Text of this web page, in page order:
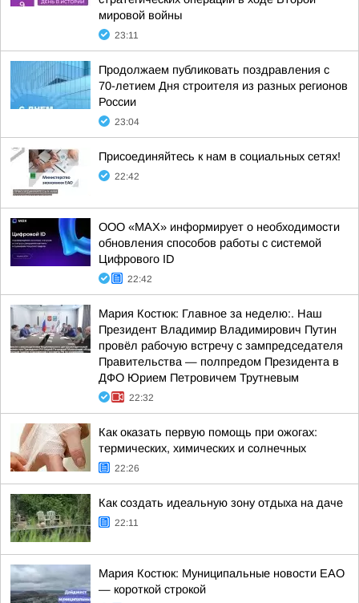
мировой войны
23:11
Продолжаем публиковать поздравления с
70-летием Дня строителя из разных регионов
России
23:04
Присоединяйтесь к нам в социальных сетях!
22:42
ООО «МАХ» информирует о необходимости
обновления способов работы с системой
Цифрового ID
22:42
Мария Костюк: Главное за неделю:. Наш
Президент Владимир Владимирович Путин
провёл рабочую встречу с зампредседателя
Правительства — полпредом Президента в
ДФО Юрием Петровичем Трутневым
22:32
Как оказать первую помощь при ожогах:
термических, химических и солнечных
22:26
Как создать идеальную зону отдыха на даче
22:11
Мария Костюк: Муниципальные новости ЕАО
— короткой строкой